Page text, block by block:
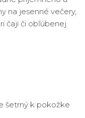
na jesenné večery,
čaji či obľúbenej
šetrný k pokožke